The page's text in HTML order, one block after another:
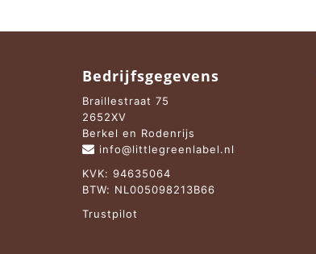
Bedrijfsgegevens
Braillestraat 75
2652XV
Berkel en Rodenrijs
info@littlegreenlabel.nl
KVK: 94635064
BTW: NL005098213B66
Trustpilot